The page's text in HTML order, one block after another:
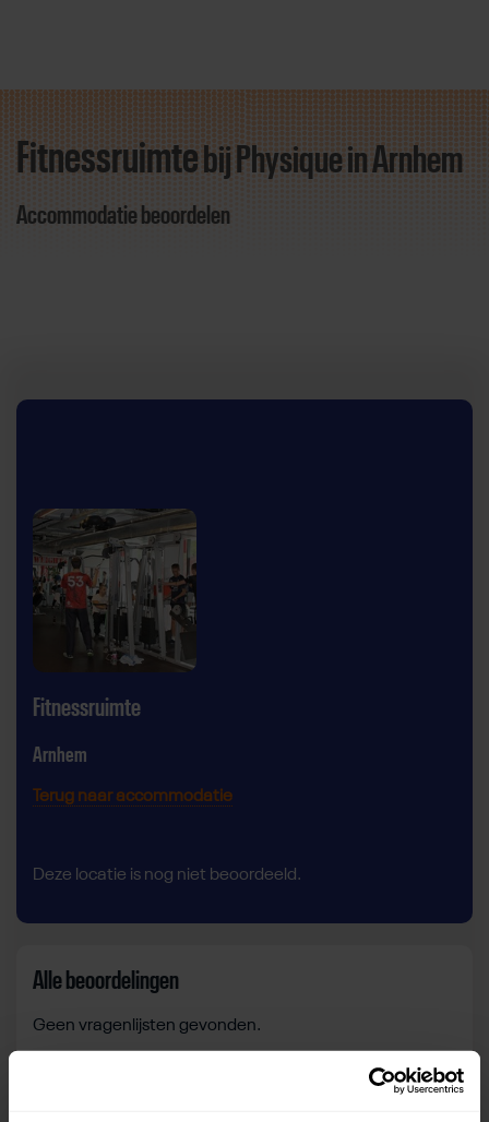
Direct door naar content
Fitnessruimte bij Physiquein Arnhem
Accommodatie beoordelen
Fitnessruimte
Arnhem
Terug naar accommodatie
Deze locatie is nog niet beoordeeld.
Alle beoordelingen
Geen vragenlijsten gevonden.